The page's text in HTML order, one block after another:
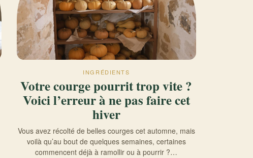
INGRÉDIENTS
Votre courge pourrit trop vite ?
Voici l’erreur à ne pas faire cet
hiver
Vous avez récolté de belles courges cet automne, mais
voilà qu’au bout de quelques semaines, certaines
commencent déjà à ramollir ou à pourrir ?…